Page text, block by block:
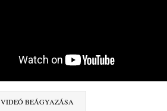
VIDEÓ BEÁGYAZÁSA